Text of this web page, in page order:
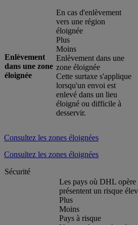
Enlèvement
dans une zone
éloignée
En cas d'enlèvement
vers une région
éloignée
Plus
Moins
Enlèvement dans une
zone éloignée
Cette surtaxe s'applique
lorsqu'un envoi est
enlevé dans un lieu
éloigné ou difficile à
desservir.
Consultez les zones éloignées
Consultez les zones éloignées
Sécurité
Les pays où DHL opère
présentent un risque
Plus
Moins
Pays à risque